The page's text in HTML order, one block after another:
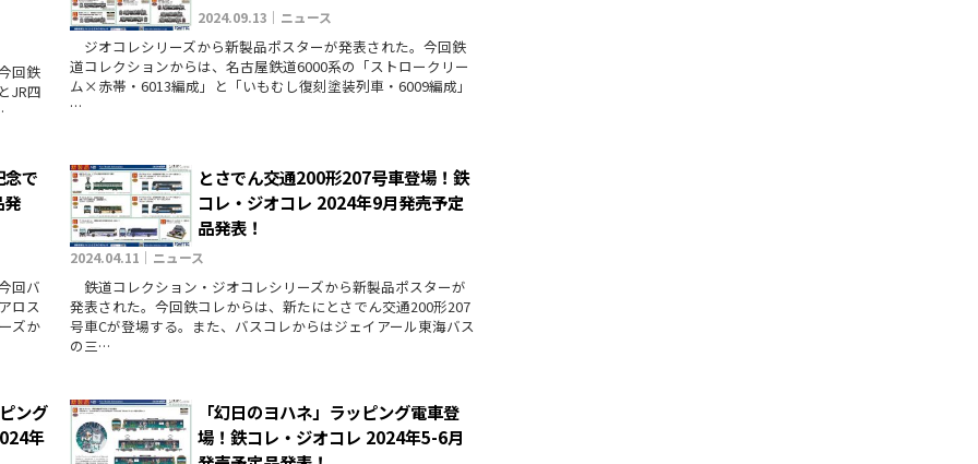
回鉄
JR四
2024.09.13｜ニュース
ジオコレシリーズから新製品ポスターが発表された。今回鉄
道コレクションからは、名古屋鉄道6000系の「ストロークリー
ム×赤帯・6013編成」と「いもむし復刻塗装列車・6009編成」
…
念で
発
回バ
ロス
ズか
とさでん交通200形207号車登場！鉄
コレ・ジオコレ 2024年9月発売予定
品発表！
2024.04.11｜ニュース
鉄道コレクション・ジオコレシリーズから新製品ポスターが
発表された。今回鉄コレからは、新たにとさでん交通200形207
号車Cが登場する。また、バスコレからはジェイアール東海バス
の三…
ング
年
「幻日のヨハネ」ラッピング電車登
場！鉄コレ・ジオコレ 2024年5-6月